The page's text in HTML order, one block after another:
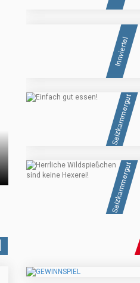
Innviertel
Salzkammergut
Salzkammergut